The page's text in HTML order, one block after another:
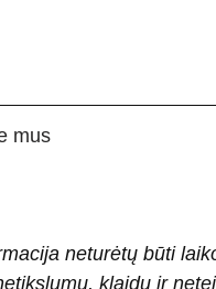
mus
neturėtų būti
klaidų ir